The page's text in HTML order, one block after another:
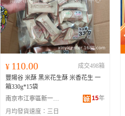
¥ 110.00
成交498箱
豐陽谷 米酥 黑米花生酥 米香花生 一
箱330g*15袋
南京市江寧區新一食品銷售中心
15年
月均發貨速度： 三日